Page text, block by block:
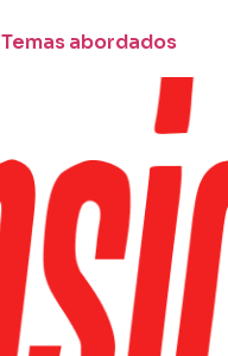
Temas abordados